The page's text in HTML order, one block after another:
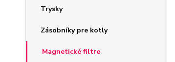
Trysky
Zásobníky pre kotly
Magnetické filtre